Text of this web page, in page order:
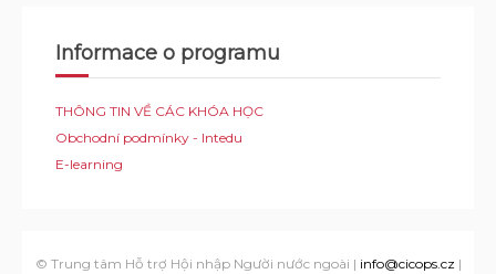
Informace o programu
THÔNG TIN VỀ CÁC KHÓA HỌC
Obchodní podmínky - Intedu
E-learning
© Trung tâm Hỗ trợ Hội nhập Người nước ngoài | info@cicops.cz |